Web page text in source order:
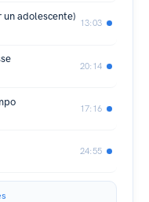
un adolescente)
13:03
20:14
17:16
24:55